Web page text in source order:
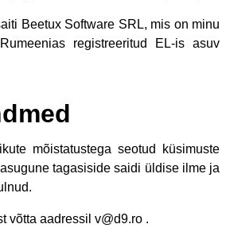
Beetux Software SRL, mis on minu
registreeritud EL-is asuv
mõistatustega seotud küsimuste
tagasiside saidi üldise ilme ja
võtta aadressil v@d9.ro .